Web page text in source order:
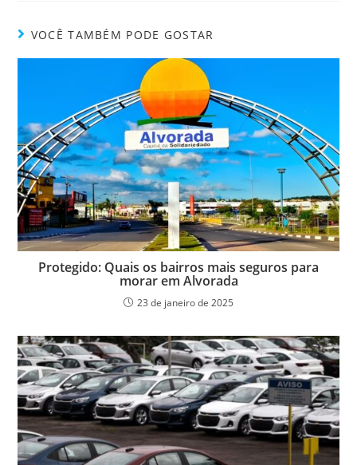
VOCÊ TAMBÉM PODE GOSTAR
Protegido: Quais os bairros mais seguros para
morar em Alvorada
23 de janeiro de 2025